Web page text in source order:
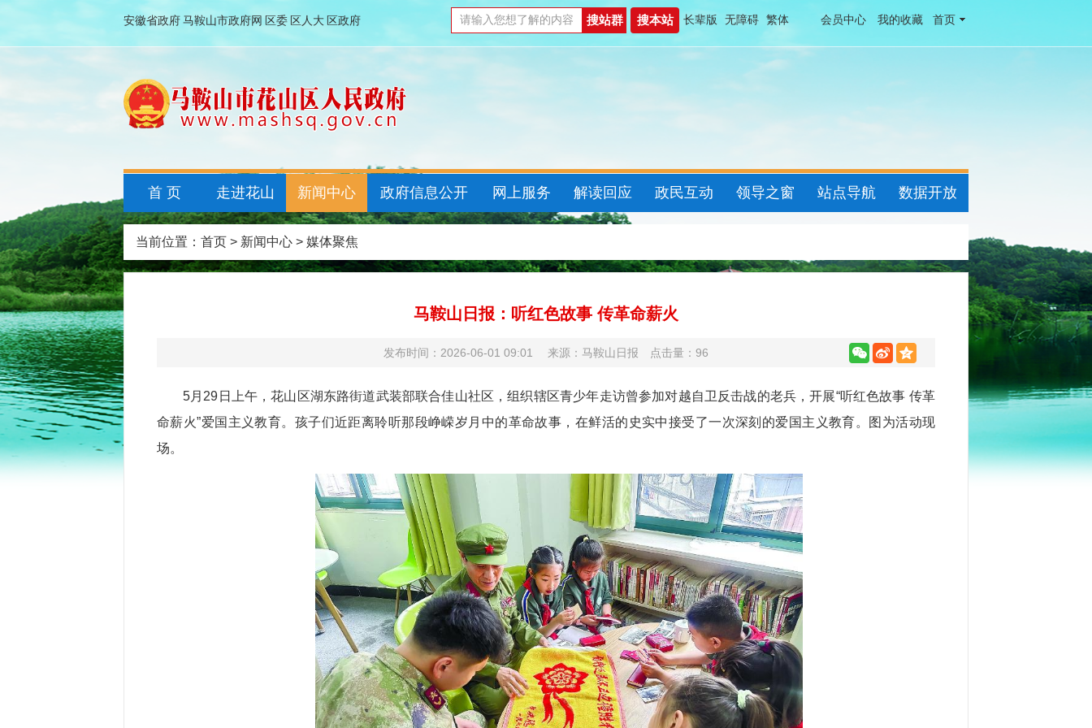
安徽省政府马鞍山市政府网 区委 区人大 区政府 长辈版 无障碍 繁体 会员中心 我的收藏 首页
首 页 走进花山 新闻中心 政府信息公开 网上服务 解读回应 政民互动 领导之窗 站点导航 数据开放
当前位置： 首页 > 新闻中心 > 媒体聚焦
马鞍山日报：听红色故事 传革命薪火
发布时间：2026-06-01 09:01 来源：马鞍山日报 点击量： 96
5月29日上午，花山区湖东路街道武装部联合佳山社区，组织辖区青少年走访曾参加对越自卫反击战的老兵，开展“听红色故事 传革
命薪火”爱国主义教育。孩子们近距离聆听那段峥嵘岁月中的革命故事，在鲜活的史实中接受了一次深刻的爱国主义教育。图为活动现
场。